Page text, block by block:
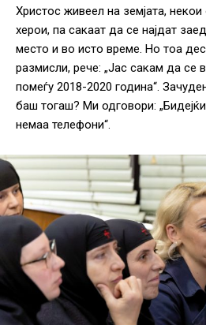
Христос живеел на земјата,
херои, па сакаат да се најдат
место и во исто време. Но тоа
размисли, рече: „Јас сакам да се
помеѓу 2018-2020 година“.
баш тогаш? Ми одговори:
немаа телефони“.